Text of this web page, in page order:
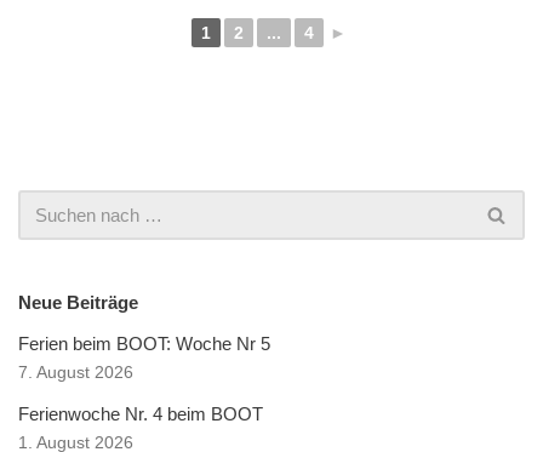
1 2 ... 4 ►
Neue Beiträge
Ferien beim BOOT: Woche Nr 5
7. August 2026
Ferienwoche Nr. 4 beim BOOT
1. August 2026